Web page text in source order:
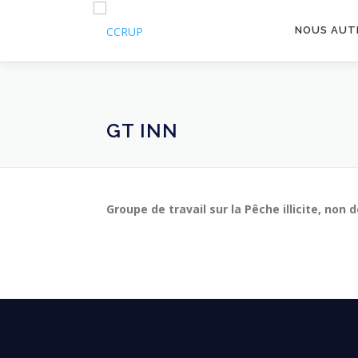
NOUS
GT INN
Groupe de travail sur la Pêche illicite, non